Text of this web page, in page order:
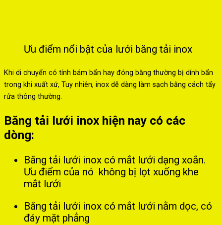
Ưu điểm nổi bật của lưới băng tải inox
Khi di chuyển có tính bám bẩn hay đóng băng thường bị dính bẩn
trong khi xuất xứ, Tuy nhiên, inox dễ dàng làm sạch bằng cách tẩy
rửa thông thường.
Băng tải lưới inox hiện nay có các
dòng:
Băng tải lưới inox có mắt lưới dạng xoắn.
Ưu điểm của nó không bị lọt xuống khe
mắt lưới
Băng tải lưới inox có mắt lưới nằm dọc, có
đáy mặt phẳng